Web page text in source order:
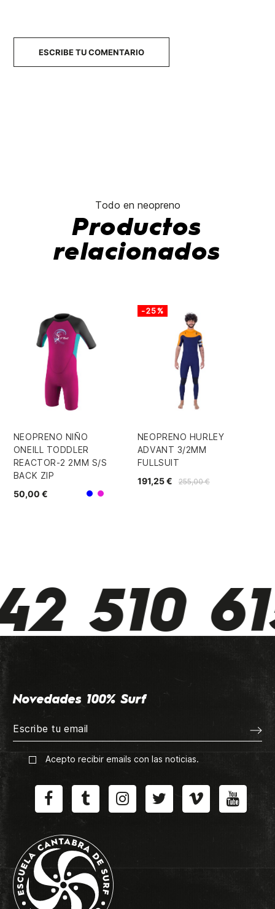
ESCRIBE TU COMENTARIO
Todo en neopreno
Productos
relacionados
NEOPRENO NIÑO
ONEILL TODDLER
REACTOR-2 2MM S/S
BACK ZIP
50,00 €
AzulRosa
NEOPRENO HURLEY
ADVANT 3/2MM
FULLSUIT
255,00 €
191,25 €
-25%
510
Novedades 100% Surf
Acepto recibir emails con las noticias.